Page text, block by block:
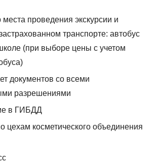
места проведения экскурсии и
транспорте: автобус
(при выборе цены с учетом
документов со всеми
разрешениями
в ГИБДД
цехам косметического объединения